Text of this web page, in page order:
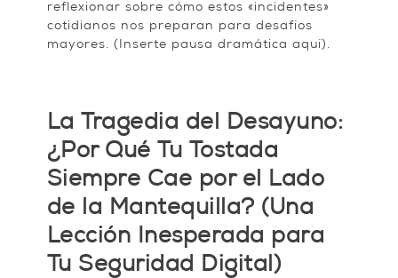
reflexionar sobre cómo estos «incidentes»
cotidianos nos preparan para desafíos
mayores. (Inserte pausa dramática aquí).
La Tragedia del Desayuno:
¿Por Qué Tu Tostada
Siempre Cae por el Lado
de la Mantequilla? (Una
Lección Inesperada para
Tu Seguridad Digital)